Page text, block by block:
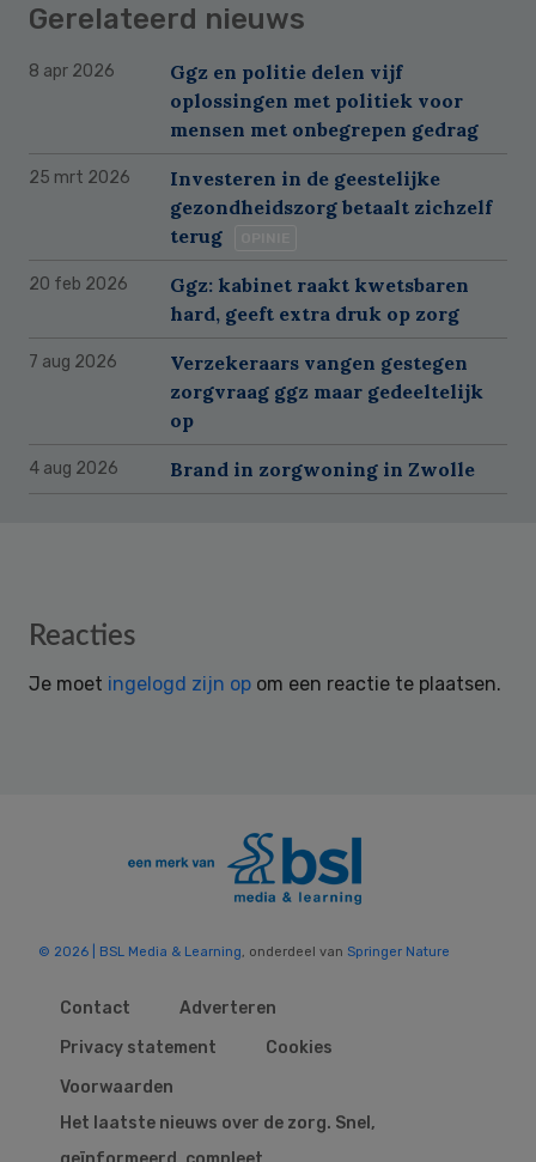
Gerelateerd nieuws
8 apr 2026
Ggz en politie delen vijf
oplossingen met politiek voor
mensen met onbegrepen gedrag
25 mrt 2026
Investeren in de geestelijke
gezondheidszorg betaalt zichzelf
terug
20 feb 2026
Ggz: kabinet raakt kwetsbaren
hard, geeft extra druk op zorg
7 aug 2026
Verzekeraars vangen gestegen
zorgvraag ggz maar gedeeltelijk
op
4 aug 2026 Brand in zorgwoning in Zwolle
Reader
Reacties
Je moet ingelogd zijn op om een reactie te plaatsen.
© 2026 | BSL Media & Learning , onderdeel van Springer Nature
Contact
Adverteren
Privacy statement
Cookies
Voorwaarden
Het laatste nieuws over de zorg. Snel,